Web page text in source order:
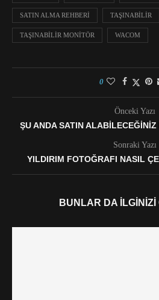
SATIN ALMA REHBERI TAŞINABILIR
TAŞINABILIR MONITÖR WACOM
0
Önceki Yazı
ŞU ANDA SATIN
Sonraki Yazı
YILDIRIM FOTOĞRAFI NASIL
BUNLAR DA